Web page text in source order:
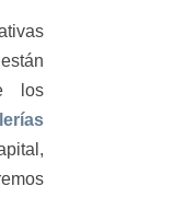
los